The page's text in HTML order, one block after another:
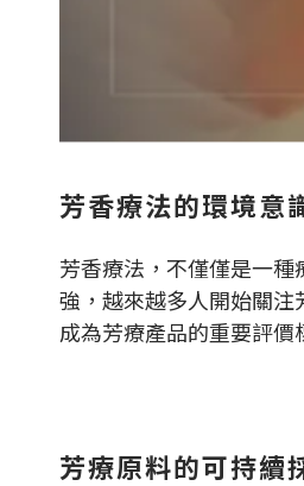
芳香療法的環境意
芳香療法，不僅僅是一
強，越來越多人開始關
成為芳療產品的重要評
芳療原料的可持續